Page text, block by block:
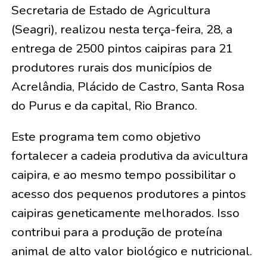
Secretaria de Estado de Agricultura
(Seagri), realizou nesta terça-feira, 28, a
entrega de 2500 pintos caipiras para 21
produtores rurais dos municípios de
Acrelândia, Plácido de Castro, Santa Rosa
do Purus e da capital, Rio Branco.
Este programa tem como objetivo
fortalecer a cadeia produtiva da avicultura
caipira, e ao mesmo tempo possibilitar o
acesso dos pequenos produtores a pintos
caipiras geneticamente melhorados. Isso
contribui para a produção de proteína
animal de alto valor biológico e nutricional.